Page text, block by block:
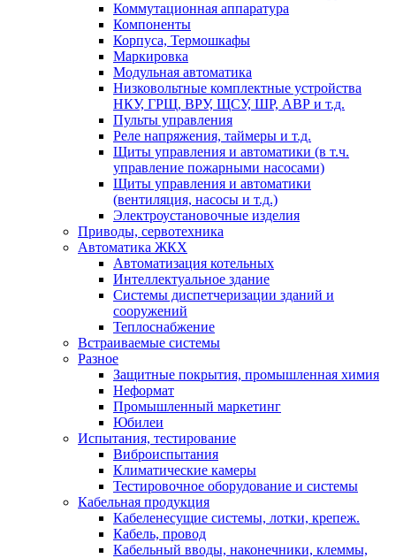
Коммутационная аппаратура
Компоненты
Корпуса, Термошкафы
Маркировка
Модульная автоматика
Низковольтные комплектные устройства
НКУ, ГРЩ, ВРУ, ЩСУ, ШР, АВР и т.д.
Пульты управления
Реле напряжения, таймеры и т.д.
Щиты управления и автоматики (в т.ч.
управление пожарными насосами)
Щиты управления и автоматики
(вентиляция, насосы и т.д.)
Электроустановочные изделия
Приводы, сервотехника
Автоматика ЖКХ
Автоматизация котельных
Интеллектуальное здание
Системы диспетчеризации зданий и
сооружений
Теплоснабжение
Встраиваемые системы
Разное
Защитные покрытия, промышленная химия
Неформат
Промышленный маркетинг
Юбилеи
Испытания, тестирование
Виброиспытания
Климатические камеры
Тестировочное оборудование и системы
Кабельная продукция
Кабеленесущие системы, лотки, крепеж.
Кабель, провод
Кабельный вводы, наконечники, клеммы,